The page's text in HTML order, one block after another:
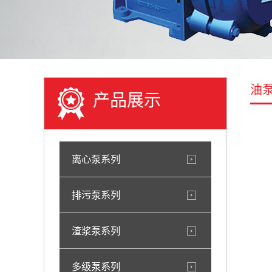
产品展示
离心泵系列
排污泵系列
渣浆泵系列
多级泵系列
油